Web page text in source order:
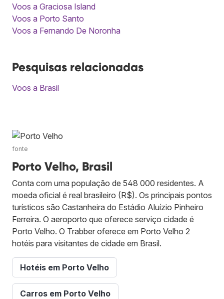
Voos a Graciosa Island
Voos a Porto Santo
Voos a Fernando De Noronha
Pesquisas relacionadas
Voos a Brasil
fonte
Porto Velho, Brasil
Conta com uma população de 548 000 residentes. A
moeda oficial é real brasileiro (R$). Os principais pontos
turísticos são Castanheira do Estádio Aluízio Pinheiro
Ferreira. O aeroporto que oferece serviço cidade é
Porto Velho. O Trabber oferece em Porto Velho 2
hotéis para visitantes de cidade em Brasil.
Hotéis em Porto Velho
Carros em Porto Velho